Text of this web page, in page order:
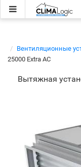
Вентиляционные
25000 Extra AC
Вытяжная